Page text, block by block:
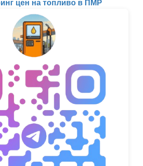
цен на топливо в ПМР